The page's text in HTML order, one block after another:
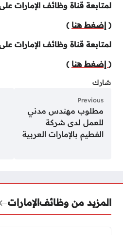
لمتابعة قناة وظائف الإمارات
( إضغط هنا )
لمتابعة قناة وظائف
( إضغط هنا )
شارك
Previous
مطلوب مهندس مدني
للعمل لدى شركة
الفطيم بالإمارات العربية
المزيد من وظائفالإمارات